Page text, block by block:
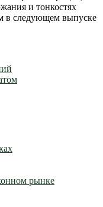
и тонкостях
в следующем выпуске
рынке